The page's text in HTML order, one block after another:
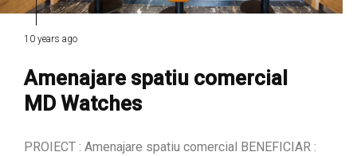
10 years ago
Amenajare spatiu comercial
MD Watches
PROIECT : Amenajare spatiu comercial BENEFICIAR :